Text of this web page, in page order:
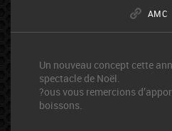
AMC
Un nouveau concept cette
spectacle de Noël.
?ous vous remercions
boissons.